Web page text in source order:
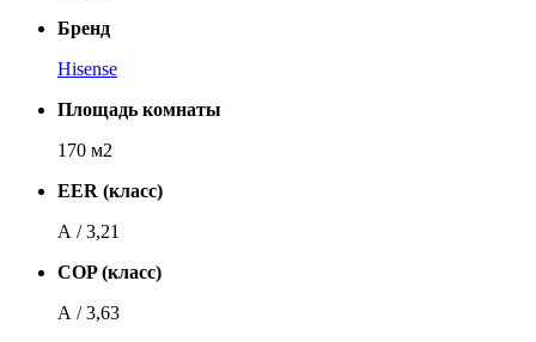
Бренд
Hisense
Площадь комнаты
170 м2
EER (класс)
А / 3,21
COP (класс)
А / 3,63